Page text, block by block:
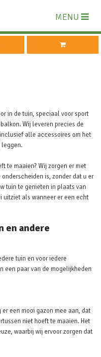
MENU
in de tuin, speciaal voor sport
Wij leveren precies de
alle accessoires om het
leggen.
te maaien? Wij zorgen er met
is, zonder dat u er
tuin te genieten in plaats van
uitziet als wanneer er een echt
en andere
tuin en voor iedere
een paar van de mogelijkheden
er een mooi gazon mee aan, dat
niet hoeft te maaien. Het
waarbij wij ervoor zorgen dat